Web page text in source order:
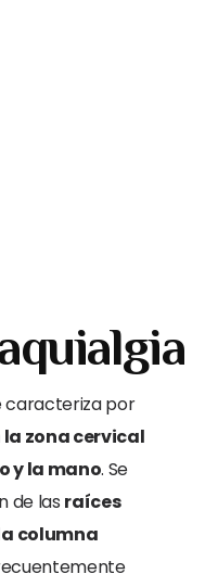
caracteriza por
zona cervical
y la mano. Se
de las raíces
columna